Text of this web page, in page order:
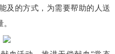
及的方式，为需要帮助的人送